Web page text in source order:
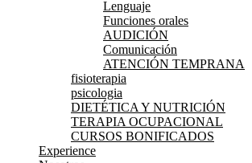
Lenguaje
Funciones orales
AUDICIÓN
Comunicación
ATENCIÓN TEMPRANA
fisioterapia
psicologia
DIETÉTICA Y NUTRICIÓN
TERAPIA OCUPACIONAL
CURSOS BONIFICADOS
Experience